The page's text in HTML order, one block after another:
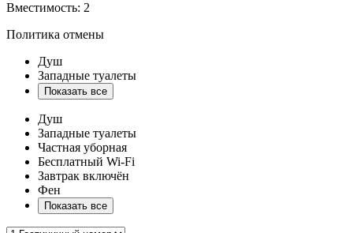
Вместимость: 2
Политика отмены
Душ
Западные туалеты
Показать все
Душ
Западные туалеты
Частная уборная
Бесплатный Wi-Fi
Завтрак включён
Фен
Показать все